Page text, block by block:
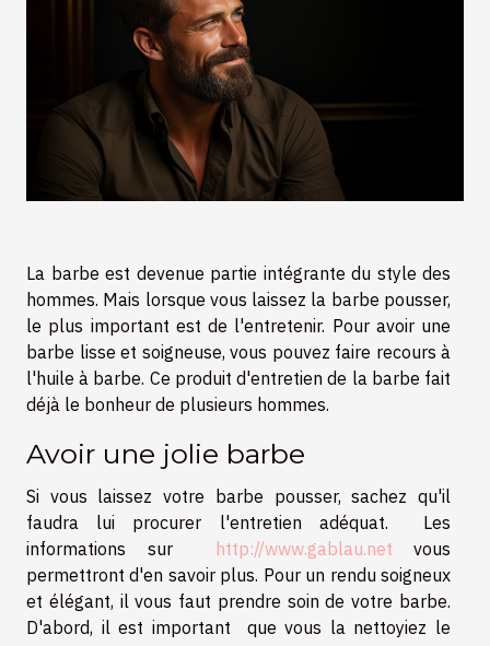
La barbe est devenue partie intégrante du style des
hommes. Mais lorsque vous laissez la barbe pousser,
le plus important est de l'entretenir. Pour avoir une
barbe lisse et soigneuse, vous pouvez faire recours à
l'huile à barbe. Ce produit d'entretien de la barbe fait
déjà le bonheur de plusieurs hommes.
Avoir une jolie barbe
Si vous laissez votre barbe pousser, sachez qu'il
faudra lui procurer l'entretien adéquat. Les
informations sur
http://www.gablau.net vous
permettront d'en savoir plus. Pour un rendu soigneux
et élégant, il vous faut prendre soin de votre barbe.
D'abord, il est important que vous la nettoyiez le